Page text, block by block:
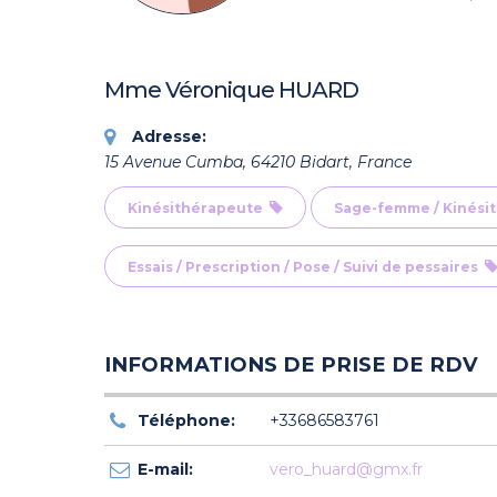
Mme Véronique HUARD
Adresse:
15 Avenue Cumba, 64210 Bidart, France
Kinésithérapeute Sage-femme /
Essais / Prescription / Pose / Suivi de pessaires
INFORMATIONS DE PRISE DE RDV
Téléphone: +33686583761
E-mail: vero_huard@gmx.fr